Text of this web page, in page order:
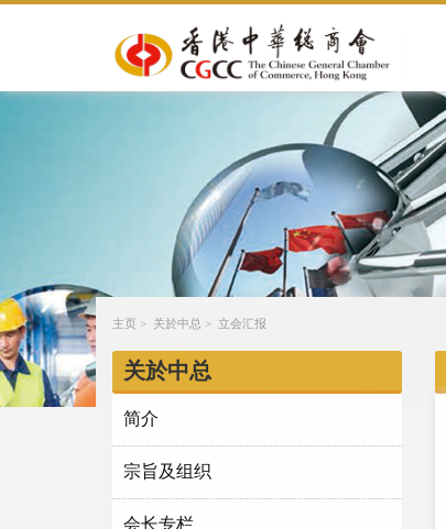
主页 > 关於中总 > 立会汇报
关於中总
简介
宗旨及组织
会长专栏